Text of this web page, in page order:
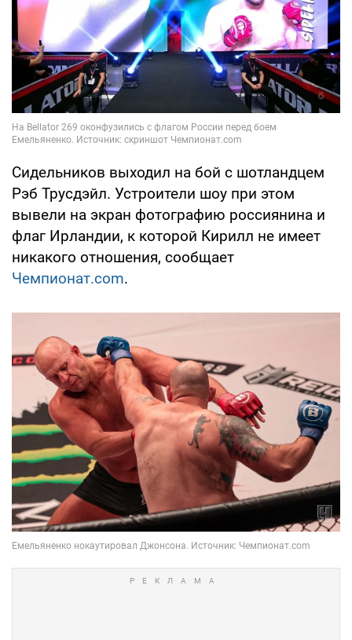
Сидельников выходил на бой с шотландцем
Рэб Трусдэйл. Устроители шоу при этом
вывели на экран фотографию россиянина и
флаг Ирландии, к которой Кирилл не имеет
никакого отношения, сообщает
Чемпионат.com.